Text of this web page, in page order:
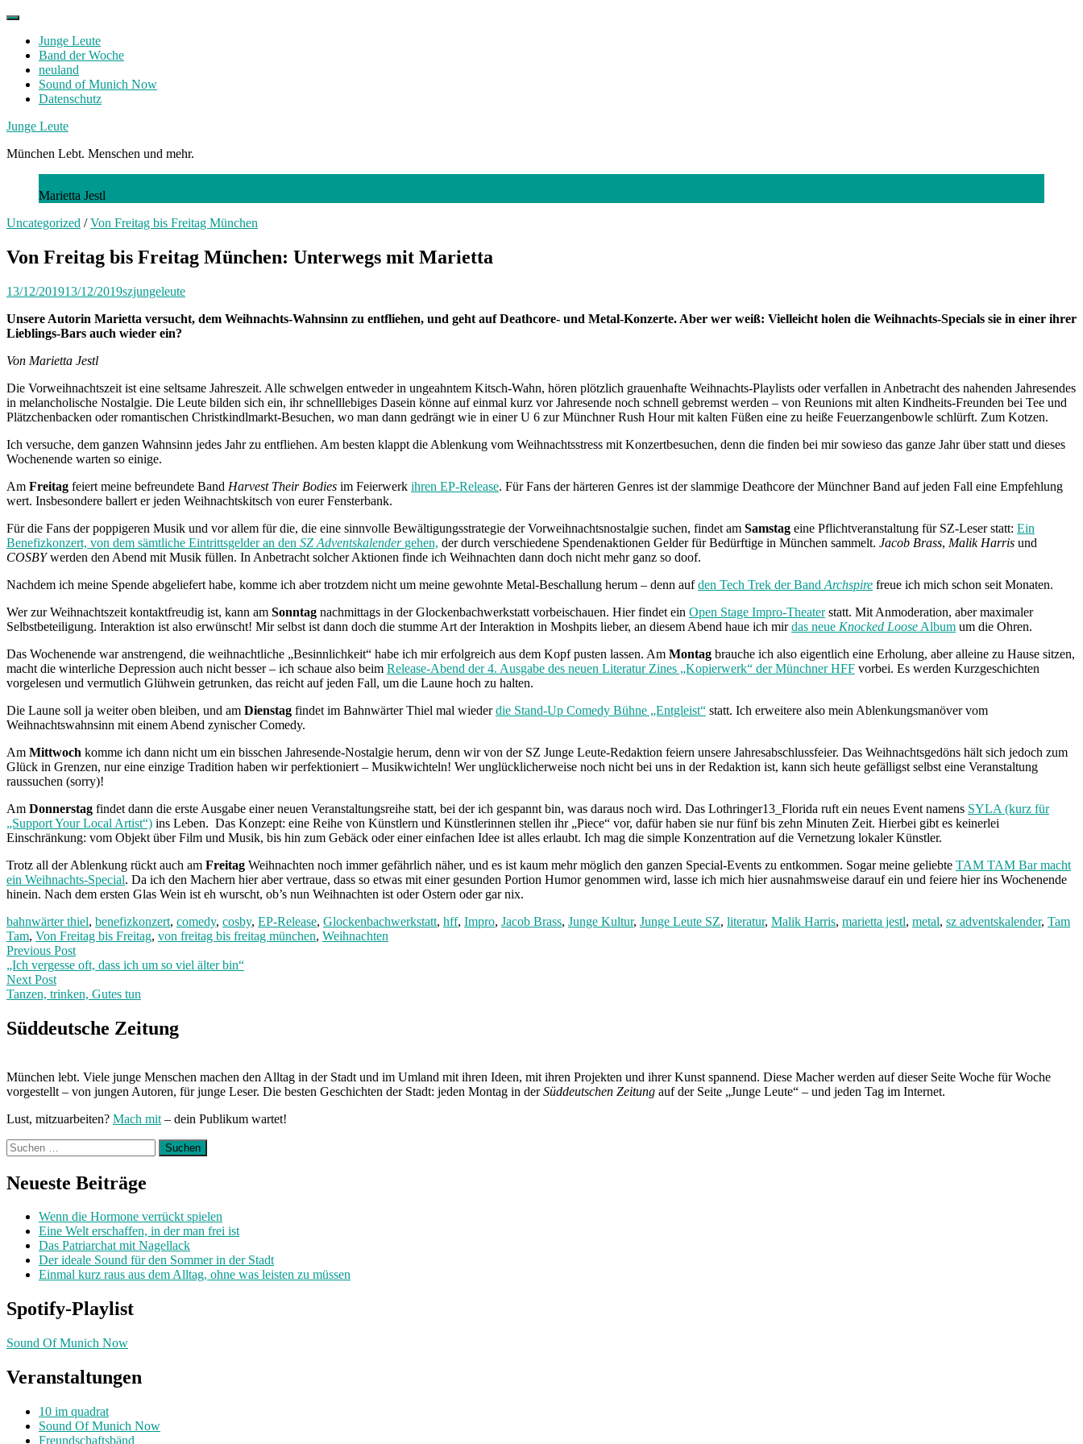
Skip
contentJunge Leute
Band der Woche
neuland
Sound of Munich Now
Datenschutz
Facebook
Twitter
Instagram
Junge Leute
München Lebt. Menschen und mehr.
Marietta Jestl
Uncategorized /Von Freitag bis Freitag München
Von Freitag bis Freitag München: Unterwegs mit Marietta
13/12/201913/12/2019szjungeleute
Unsere Autorin Marietta versucht, dem Weihnachts-Wahnsinn zu entfliehen, und geht auf Deathcore- und Metal-Konzerte. Aber wer weiß: Vielleicht holen die Weihnachts-Specials sie in einer ihrer
Lieblings-Bars auch wieder ein?
Von Marietta Jestl
Die Vorweihnachtszeit ist eine seltsame Jahreszeit. Alle schwelgen entweder in ungeahntem Kitsch-Wahn, hören plötzlich grauenhafte Weihnachts-Playlists oder verfallen in Anbetracht des nahenden Jahresendes
in melancholische Nostalgie. Die Leute bilden sich ein, ihr schnelllebiges Dasein könne auf einmal kurz vor Jahresende noch schnell gebremst werden – von Reunions mit alten Kindheits-Freunden bei Tee und
Plätzchenbacken oder romantischen Christkindlmarkt-Besuchen, wo man dann gedrängt wie in einer U 6 zur Münchner Rush Hour mit kalten Füßen eine zu heiße Feuerzangenbowle schlürft. Zum Kotzen.
Ich versuche, dem ganzen Wahnsinn jedes Jahr zu entfliehen. Am besten klappt die Ablenkung vom Weihnachtsstress mit Konzertbesuchen, denn die finden bei mir sowieso das ganze Jahr über statt und dieses
Wochenende warten so einige.
Am Freitag feiert meine befreundete Band Harvest Their Bodies im Feierwerk ihren EP-Release. Für Fans der härteren Genres ist der slammige Deathcore der Münchner Band auf jeden Fall eine Empfehlung
wert. Insbesondere ballert er jeden Weihnachtskitsch von eurer Fensterbank.
Für die Fans der poppigeren Musik und vor allem für die, die eine sinnvolle Bewältigungsstrategie der Vorweihnachtsnostalgie suchen, findet am Samstag eine Pflichtveranstaltung für SZ-Leser statt: Ein
Benefizkonzert, von dem sämtliche Eintrittsgelder an den SZ Adventskalender gehen, der durch verschiedene Spendenaktionen Gelder für Bedürftige in München sammelt. Jacob Brass, Malik Harris und
COSBYwerden den Abend mit Musik füllen. In Anbetracht solcher Aktionen finde ich Weihnachten dann doch nicht mehr ganz so doof.
Nachdem ich meine Spende abgeliefert habe, komme ich aber trotzdem nicht um meine gewohnte Metal-Beschallung herum – denn aufden Tech Trek der Band Archspire freue ich mich schon seit Monaten.
Wer zur Weihnachtszeit kontaktfreudig ist, kann am Sonntag nachmittags in der Glockenbachwerkstatt vorbeischauen. Hier findet ein Open Stage Impro-Theaterstatt. Mit Anmoderation, aber maximaler
Selbstbeteiligung. Interaktion ist also erwünscht! Mir selbst ist dann doch die stumme Art der Interaktion in Moshpits lieber, an diesem Abend haue ich mirdas neue Knocked Loose Album um die Ohren.
Das Wochenende war anstrengend, die weihnachtliche „Besinnlichkeit“ habe ich mir erfolgreich aus dem Kopf pusten lassen. Am Montag brauche ich also eigentlich eine Erholung, aber alleine zu Hause sitzen,
macht die winterliche Depression auch nicht besser – ich schaue also beim Release-Abend der 4. Ausgabe des neuen Literatur Zines „Kopierwerk“ der Münchner HFF vorbei. Es werden Kurzgeschichten
vorgelesen und vermutlich Glühwein getrunken, das reicht auf jeden Fall, um die Laune hoch zu halten.
Die Laune soll ja weiter oben bleiben, und am Dienstag findet im Bahnwärter Thiel mal wiederdie Stand-Up Comedy Bühne „Entgleist“ statt. Ich erweitere also mein Ablenkungsmanöver vom
Weihnachtswahnsinn mit einem Abend zynischer Comedy.
Am Mittwoch komme ich dann nicht um ein bisschen Jahresende-Nostalgie herum, denn wir von der SZ Junge Leute-Redaktion feiern unsere Jahresabschlussfeier. Das Weihnachtsgedöns hält sich jedoch zum
Glück in Grenzen, nur eine einzige Tradition haben wir perfektioniert – Musikwichteln! Wer unglücklicherweise noch nicht bei uns in der Redaktion ist, kann sich heute gefälligst selbst eine Veranstaltung
raussuchen (sorry)!
Am Donnerstag findet dann die erste Ausgabe einer neuen Veranstaltungsreihe statt, bei der ich gespannt bin, was daraus noch wird. Das Lothringer13_Florida ruft ein neues Event namens SYLA (kurz für
„Support Your Local Artist“) ins Leben. Das Konzept: eine Reihe von Künstlern und Künstlerinnen stellen ihr „Piece“ vor, dafür haben sie nur fünf bis zehn Minuten Zeit. Hierbei gibt es keinerlei
Einschränkung: vom Objekt über Film und Musik, bis hin zum Gebäck oder einer einfachen Idee ist alles erlaubt. Ich mag die simple Konzentration auf die Vernetzung lokaler Künstler.
Trotz all der Ablenkung rückt auch am Freitag Weihnachten noch immer gefährlich näher, und es ist kaum mehr möglich den ganzen Special-Events zu entkommen. Sogar meine geliebte TAM TAM Bar macht
ein Weihnachts-Special. Da ich den Machern hier aber vertraue, dass so etwas mit einer gesunden Portion Humor genommen wird, lasse ich mich hier ausnahmsweise darauf ein und feiere hier ins Wochenende
hinein. Nach dem ersten Glas Wein ist eh wurscht, ob’s nun Weihnachten ist oder Ostern oder gar nix.
bahnwärter thiel, benefizkonzert, comedy, cosby, EP-Release, Glockenbachwerkstatt, hff, Impro, Jacob Brass, Junge Kultur, Junge Leute SZ, literatur, Malik Harris, marietta jestl, metal, sz adventskalender, Tam
Tam, Von Freitag bis Freitag, von freitag bis freitag münchen, Weihnachten
Post
navigation
Previous PostPrevious
post:
„Ich vergesse oft, dass ich um so viel älter bin“
Next Post
Tanzen, trinken, Gutes tun
Post:
Süddeutsche Zeitung
München lebt. Viele junge Menschen machen den Alltag in der Stadt und im Umland mit ihren Ideen, mit ihren Projekten und ihrer Kunst spannend. Diese Macher werden auf dieser Seite Woche für Woche
vorgestellt – von jungen Autoren, für junge Leser. Die besten Geschichten der Stadt: jeden Montag in derSüddeutschen Zeitung auf der Seite „Junge Leute“ – und jeden Tag im Internet.
Lust, mitzuarbeiten? Mach mit – dein Publikum wartet!
Suchen
nach:
Neueste Beiträge
Wenn die Hormone verrückt spielen
Eine Welt erschaffen, in der man frei ist
Das Patriarchat mit Nagellack
Der ideale Sound für den Sommer in der Stadt
Einmal kurz raus aus dem Alltag, ohne was leisten zu müssen
Spotify-Playlist
Sound Of Munich Now
Veranstaltungen
10 im quadrat
Sound Of Munich Now
Freundschaftsbänd